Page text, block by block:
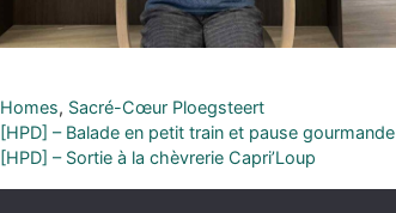
Homes, Sacré-Cœur Ploegsteert
[HPD] – Balade en petit train et pause gourmande
[HPD] – Sortie à la chèvrerie Capri’Loup